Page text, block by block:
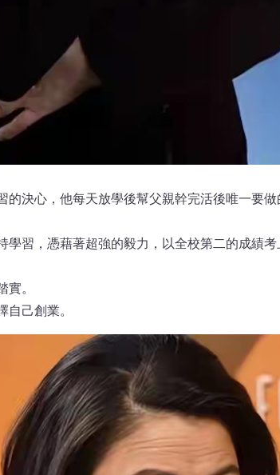
決心，他每天放學後幫父親幹完活後唯一要做
習，憑藉著超強的毅力，以全校第二的成績考
。
己創業。